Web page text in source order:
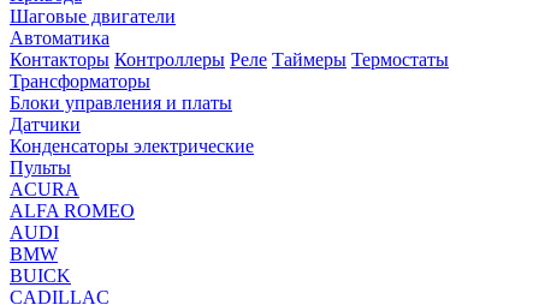
Шаговые двигатели
Автоматика
Контакторы Контроллеры Реле Таймеры Термостаты
Трансформаторы
Блоки управления и платы
Датчики
Конденсаторы электрические
Пульты
ACURA
ALFA ROMEO
AUDI
BMW
BUICK
CADILLAC